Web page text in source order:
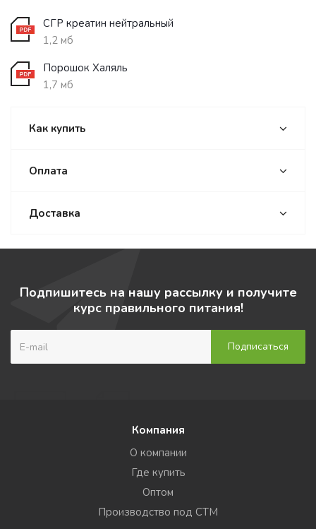
СГР креатин нейтральный
1,2 мб
Порошок Халяль
1,7 мб
Как купить
Оплата
Доставка
Подпишитесь на нашу рассылку и получите
курс правильного питания!
Компания
О компании
Где купить
Оптом
Производство под СТМ